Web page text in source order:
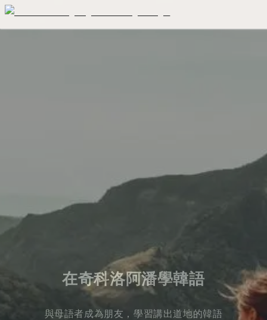
在奇科洛阿潘學韓語
與母語者成為朋友，學習講出道地的韓語